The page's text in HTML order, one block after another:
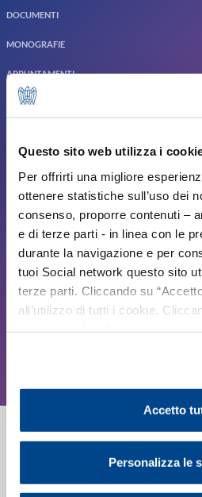
Questo sito web utilizza i
Per offrirti una migliore
ottenere statistiche sull’uso dei
consenso, proporre contenuti –
e di terze parti - in linea con le
durante la navigazione e per
tuoi Social network questo sito
terze parti. Cliccando su
all’utilizzo di tutti i cookie.
propria volontà in relazione a
cookie del sito. Per ulteriori
Accetto
Personalizza le
DOCUMENTI
MONOGRAFIE
APPUNTAMENTI
ITS ACADEMY
CIRCULAR HR
CONTATTI
02 58370510
form@assolombarda.it
Non sei ancora associato?
Chi Siamo
Statuto e regolamenti